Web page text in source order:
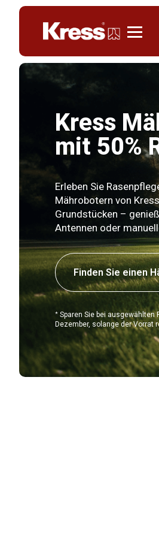
Kress
mit 50%
Erleben Sie
Mährobotern von
Grundstücken –
Antennen oder
Finden Sie einen
* Sparen Sie bei ausgewählten
Dezember, solange der Vorrat